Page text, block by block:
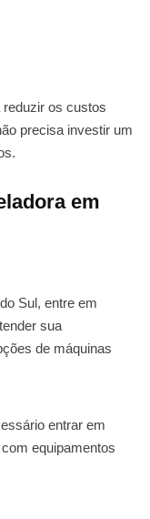
os custos
precisa investir um
em
Sul, entre em
sua
de máquinas
entrar em
equipamentos